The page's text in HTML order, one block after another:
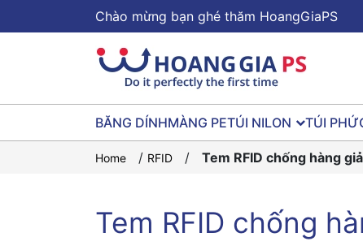
Chào mừng bạn ghé thăm HoangGiaPS
BĂNG DÍNHMÀNG PETÚI NILON TÚI
Home / RFID / Tem RFID chống hàng
Tem RFID chống